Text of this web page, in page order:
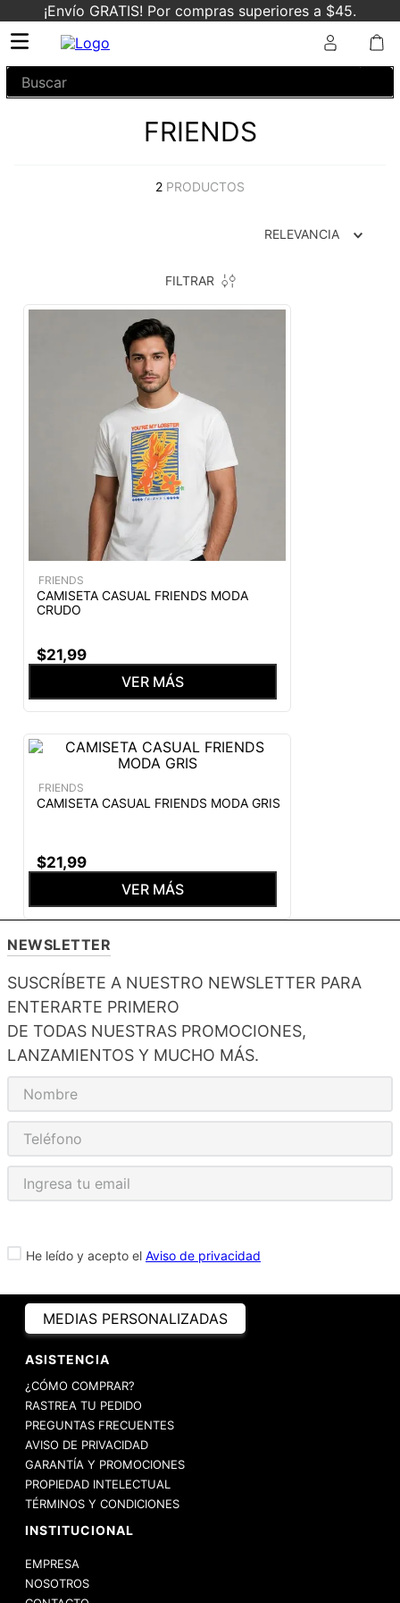
¡Envío GRATIS! Por compras superiores a $45.
Buscar
FRIENDS
2 PRODUCTOS
RELEVANCIA
FILTRAR
FRIENDS
CAMISETA CASUAL FRIENDS MODA
CRUDO
$21,99
VER MÁS
FRIENDS
CAMISETA CASUAL FRIENDS MODA GRIS
$21,99
VER MÁS
NEWSLETTER
SUSCRÍBETE A NUESTRO NEWSLETTER PARA
ENTERARTE PRIMERO
DE TODAS NUESTRAS PROMOCIONES,
LANZAMIENTOS Y MUCHO MÁS.
He leído y acepto el Aviso de privacidad
MEDIAS PERSONALIZADAS
ASISTENCIA
¿CÓMO COMPRAR?
RASTREA TU PEDIDO
PREGUNTAS FRECUENTES
AVISO DE PRIVACIDAD
GARANTÍA Y PROMOCIONES
PROPIEDAD INTELECTUAL
TÉRMINOS Y CONDICIONES
INSTITUCIONAL
EMPRESA
NOSOTROS